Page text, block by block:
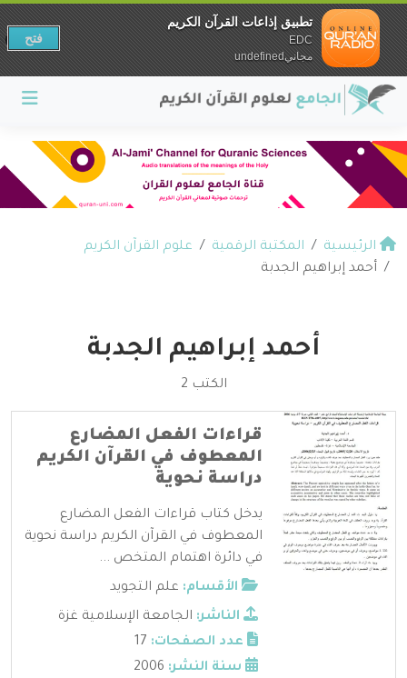
الرئيسية المكتبة الرقمية
علوم القرآن الكريم
أحمد إبراهيم الجدبة
أحمد إبراهيم الجدبة
الكتب 2
قراءات الفعل المضارع
المعطوف في القرآن الكريم
دراسة نحوية
يدخل كتاب قراءات الفعل المضارع
المعطوف في القرآن الكريم دراسة نحوية
في دائرة اهتمام المتخص ...
الأقسام: علم التجويد
الناشر: الجامعة الإسلامية غزة
عدد الصفحات:
سنة النشر:
تطبيق إذاعات القرآن الكريم
EDC
مجانيundefined
فتح